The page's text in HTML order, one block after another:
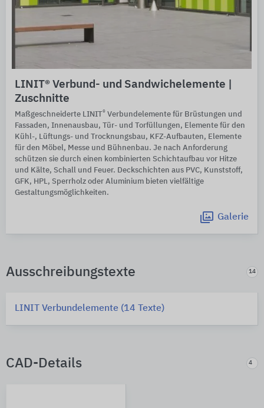
LINIT® Verbund- und Sandwichelemente |
Zuschnitte
Maßgeschneiderte LINIT® Verbundelemente für Brüstungen und
Fassaden, Innenausbau, Tür- und Torfüllungen, Elemente für den
Kühl-, Lüftungs- und Trocknungsbau, KFZ-Aufbauten, Elemente
für den Möbel, Messe und Bühnenbau. Je nach Anforderung
schützen sie durch einen kombinierten Schichtaufbau vor Hitze
und Kälte, Schall und Feuer. Deckschichten aus PVC, Kunststoff,
GFK, HPL, Sperrholz oder Aluminium bieten vielfältige
Gestaltungsmöglichkeiten.
Galerie
Ausschreibungstexte 14
LINIT Verbundelemente (14 Texte)
CAD-Details 4